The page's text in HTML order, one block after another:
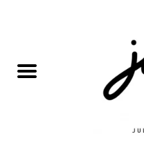
Kledij jongens